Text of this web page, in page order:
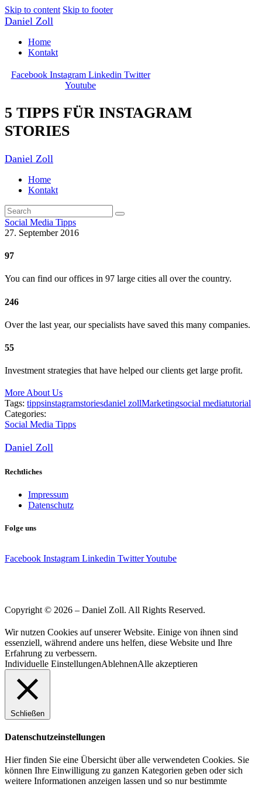
Skip to content Skip to footer
Daniel Zoll
Home
Kontakt
Facebook Instagram Linkedin Twitter
Youtube
5 TIPPS FÜR INSTAGRAM
STORIES
Daniel Zoll
Home
Kontakt
Social Media Tipps
27. September 2016
97
You can find our offices in 97 large cities all over the country.
246
Over the last year, our specialists have saved this many companies.
55
Investment strategies that have helped our clients get large profit.
More About Us
Tags: tippsinstagramstoriesdaniel zollMarketingsocial mediatutorial
Categories:
Social Media Tipps
Daniel Zoll
Rechtliches
Impressum
Datenschutz
Folge uns
Facebook Instagram Linkedin TwitterYoutube
Copyright © 2026 – Daniel Zoll. All Rights Reserved.
Wir nutzen Cookies auf unserer Website. Einige von ihnen sind
essenziell, während andere uns helfen, diese Website und Ihre
Erfahrung zu verbessern.
Individuelle EinstellungenAblehnenAlle akzeptieren
Schließen
Datenschutzeinstellungen
Hier finden Sie eine Übersicht über alle verwendeten Cookies. Sie
können Ihre Einwilligung zu ganzen Kategorien geben oder sich
weitere Informationen anzeigen lassen und so nur bestimmte